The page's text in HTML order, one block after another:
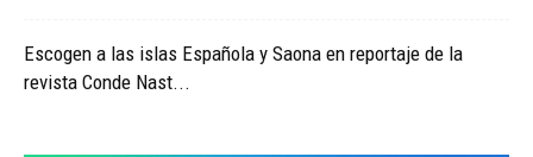
Escogen a las islas Española y Saona en reportaje de la
revista Conde Nast...